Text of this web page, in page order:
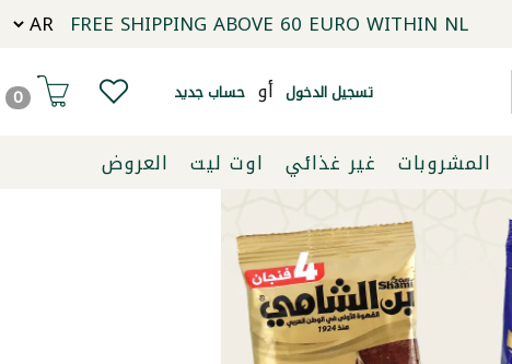
FREE SHIPPING ABOVE 60 EURO WITHIN NL
تسجيل الدخول أو حساب جديد 0
المشروبات غير غذائي اوت ليت العروض